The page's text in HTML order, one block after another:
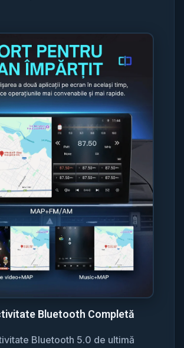
Bluetooth Completă
Bluetooth 5.0 de ultimă